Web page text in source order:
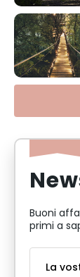
Buoni
primi a